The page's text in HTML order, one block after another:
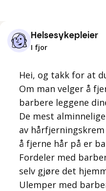
Helsesykepleier
I fjor
Hei, og takk for at
Om man velger å
barbere leggene
De mest
av
å fjerne hår på er
Fordeler med
selv gjøre det
Ulemper med